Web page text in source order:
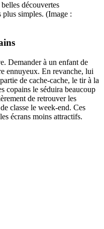
découvertes
plus simples. (Image :
Demander à un enfant de
ennuyeux. En revanche, lui
de cache-cache, le tir à la
copains le séduira beaucoup
de retrouver les
classe le week-end. Ces
écrans moins attractifs.